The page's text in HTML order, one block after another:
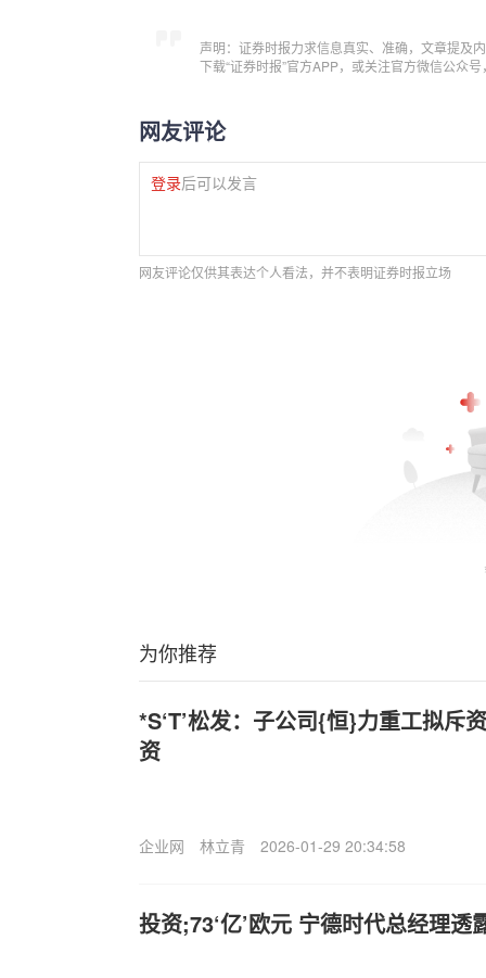
声明：证券时报力求信息真实、准确，文章提及
下载“证券时报”官方APP，或关注官方微信公众
网友评论
登录后可以发言
网友评论仅供其表达个人看法，并不表明证券时报立场
为你推荐
*S‘T’松发：子公司{恒}力重工拟斥
资
企业网 林立青 2026-01-29 20:34:58
投资;73‘亿’欧元 宁德时代总经理